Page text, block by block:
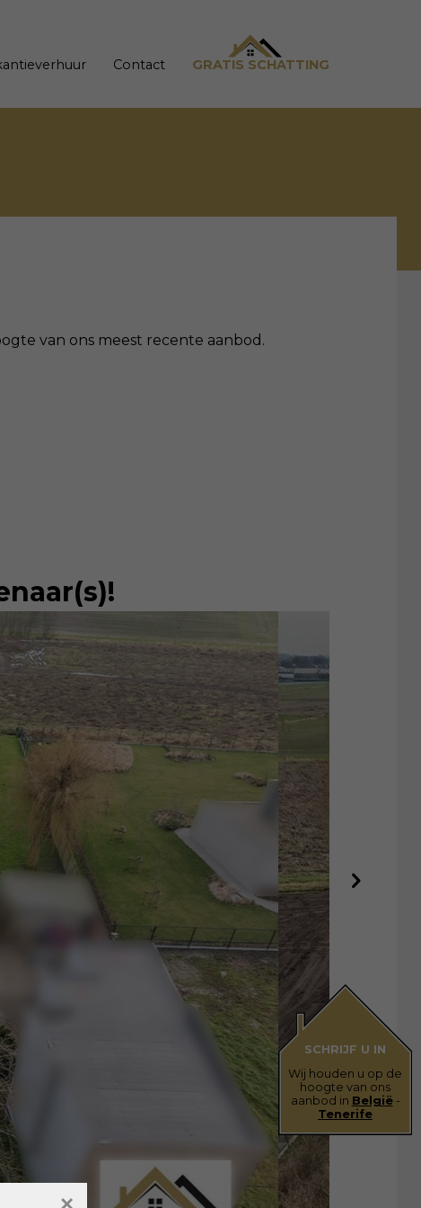
Contact GRATIS SCHATTING
van ons meest recente aanbod.
SCHRIJF U IN
Wij houden u op de
hoogte van ons
aanbod in België-
Tenerife